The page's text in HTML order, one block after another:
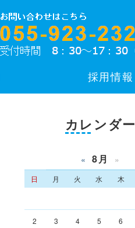
採用情報
カレンダー
« 8月 »
日 月 火 水 木
2 3 4 5 6